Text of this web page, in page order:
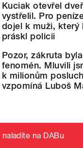
Kuciak otevřel
vystřelil. Pro
dojel k muži, který
práskl policii
Pozor, zákruta byla
fenomén. Mluvili
k milionům
vzpomíná Luboš
naladíte na DABu